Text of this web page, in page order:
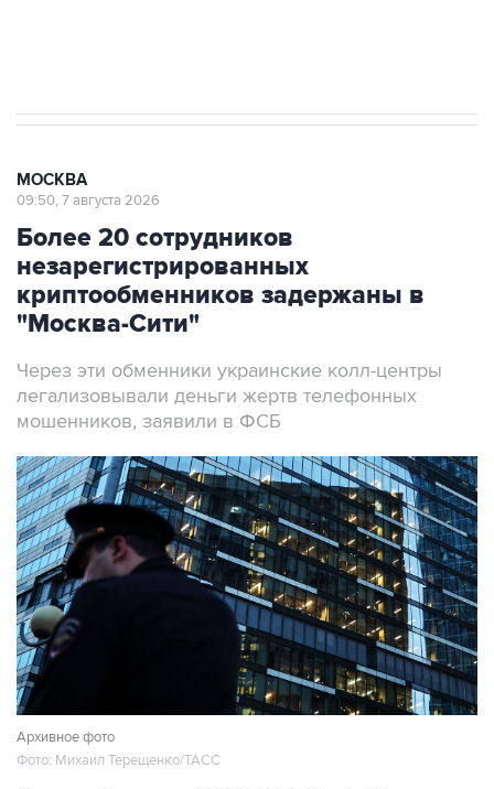
МОСКВА
09:50, 7 августа 2026
Более 20 сотрудников
незарегистрированных
криптообменников задержаны в
"Москва-Сити"
Через эти обменники украинские колл-центры
легализовывали деньги жертв телефонных
мошенников, заявили в ФСБ
Архивное фото
Фото: Михаил Терещенко/ТАСС